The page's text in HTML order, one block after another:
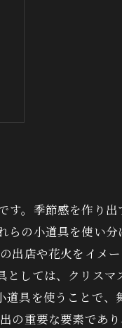
す。季節感を作り
の小道具を使い
出店や花火をイメ
しては、クリス
具を使うことで、
の重要な要素であ